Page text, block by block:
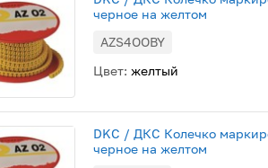
черное на желтом
AZS4OOBY
Цвет: желтый
DKC / ДКС Колечко
черное на желтом